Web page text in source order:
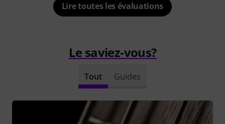
Lire toutes les évaluations
Le saviez-vous?
Tout Guides